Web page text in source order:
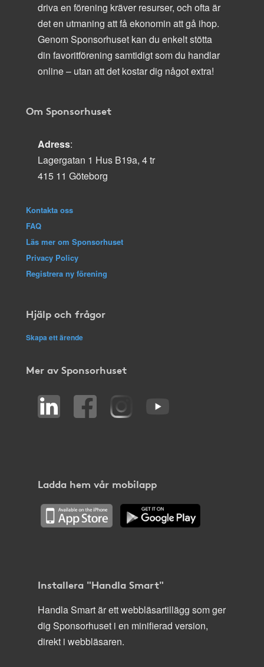
driva en förening kräver resurser, och ofta är
det en utmaning att få ekonomin att gå ihop.
Genom Sponsorhuset kan du enkelt stötta
din favoritförening samtidigt som du handlar
online – utan att det kostar dig något extra!
Om Sponsorhuset
Adress:
Lagergatan 1 Hus B19a, 4 tr
415 11 Göteborg
Kontakta oss
FAQ
Läs mer om Sponsorhuset
Privacy Policy
Registrera ny förening
Hjälp och frågor
Skapa ett ärende
Mer av Sponsorhuset
Ladda hem vår mobilapp
Installera "Handla Smart"
Handla Smart är ett webbläsartillägg som ger
dig Sponsorhuset i en minifierad version,
direkt i webbläsaren.